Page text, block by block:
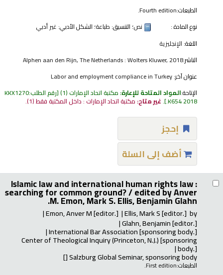
الطبعات:Fourth edition.
نوع المادة :
نص؛ التنسيق: طباعة؛ الشكل الأدبي: غير أدبي
اللغة: الإنجليزية
الناشر:Alphen aan den Rijn, The Netherlands : Wolters Kluwer, 2018
عنوان آخر:Labor and employment compliance in Turkey
الإتاحة:المواد المتاحة للإعارة: مكتبة اتحاد الإمارات (1) رقم الطلب:KKX1270
.K654 2018
.غير متاح: مكتبة اتحاد الإمارات : داخل المكتبة فقط(1).
إحجز
أضف إلى السلة
Islamic law and international human rights law :
searching for common ground? /edited by Anver
M. Emon, Mark S. Ellis, Benjamin Glahn.
by
Ellis, Mark S[editor.]
Emon, Anver M[editor.]
Glahn, Benjamin[editor.]
International Bar Association[sponsoring body.]
Center of Theological Inquiry (Princeton, N.J.)[sponsoring
body.]
Salzburg Global Seminar, sponsoring body
[]
الطبعات:First edition.